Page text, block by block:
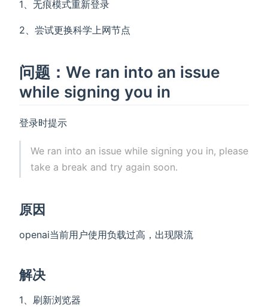
1、无痕模式重新登录
2、尝试更换科学上网节点
问题：We ran into an issue
while signing you in
登录时提示
We ran into an issue while signing you in, please
take a break and try again soon.
原因
openai当前用户使用负载过高，出现限流
解决
1、刷新浏览器